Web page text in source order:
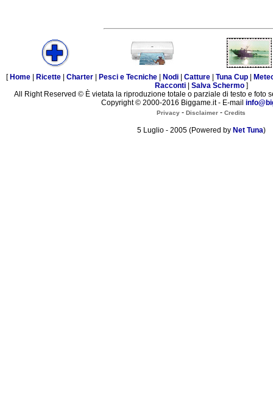
[ Home Ricette Charter Pesci e Tecniche Nodi Catture Tuna Cup
Racconti| Salva Schermo]
All Right Reserved © È vietata la riproduzione totale o parziale di testo e foto
Copyright © 2000-2016 Biggame.it - E-mail
Privacy - Disclaimer - Credits
5 Luglio - 2005 (Powered by Net Tuna)